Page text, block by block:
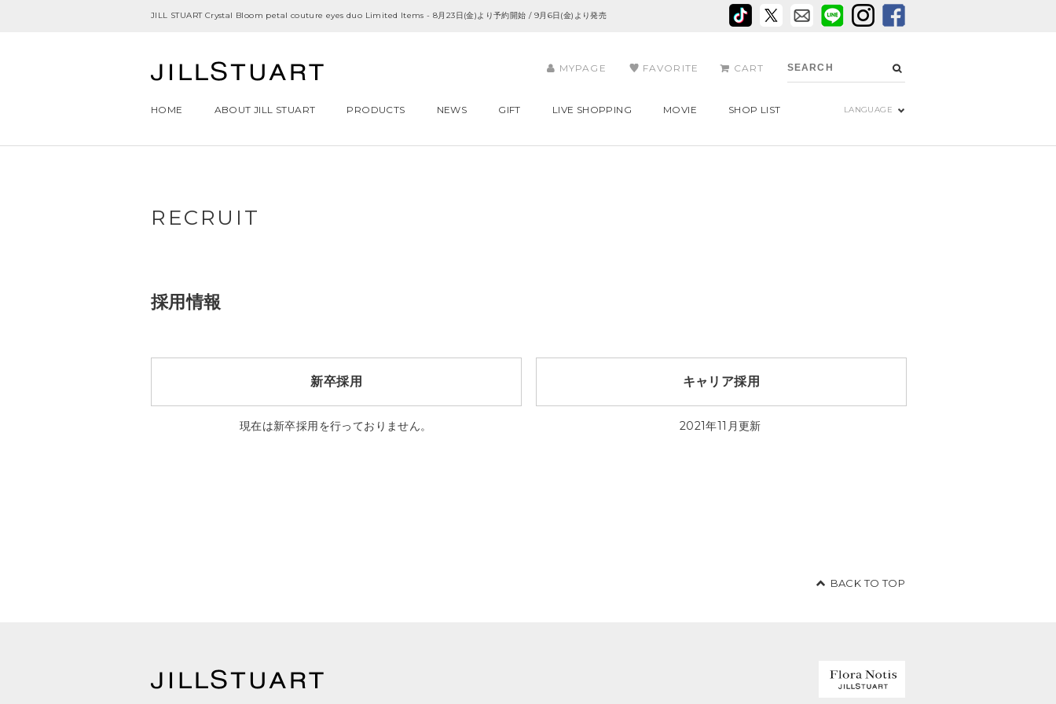
JILL STUART Crystal Bloom petal couture eyes duo Limited Items - 8月23日(金)より予約開始 / 9月6日(金)より発売
HOME ABOUT JILL STUART PRODUCTS NEWS GIFT LIVE SHOPPING MOVIE SHOP LIST
MYPAGE FAVORITE CART
LANGUAGE
RECRUIT
採用情報
新卒採用
現在は新卒採用を行っておりません。
キャリア採用
2021年11月更新
BACK TO TOP